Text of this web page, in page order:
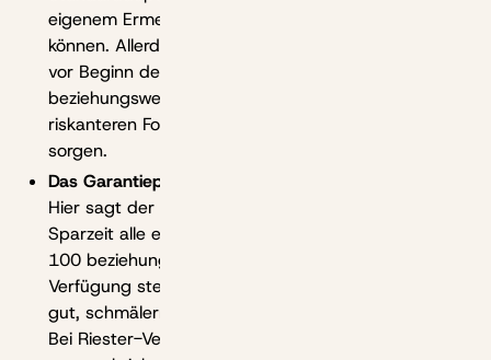
eigenem Ermessen frei auf beide Fonds verteilen
können. Allerdings: Fünf beziehungsweise zwei Jahre
vor Beginn der Auszahlung dürfen nur noch 50
beziehungsweise 30 Prozent des Kapitals im
riskanteren Fonds liegen. Dafür soll der Anbieter
sorgen.
Das Garantieprodukt:
Hier sagt der Anbieter zu, dass am Ende der
Sparzeit alle eingezahlten Beiträge und Zulagen zu
100 beziehungsweise zumindest zu 80 Prozent zur
Verfügung stehen. Solche Garantien klingen zwar
gut, schmälern aber die Renditechancen immens.
Bei Riester-Verträgen waren sie noch zwingend